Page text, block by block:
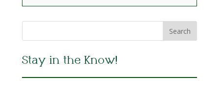
Stay in the Know!